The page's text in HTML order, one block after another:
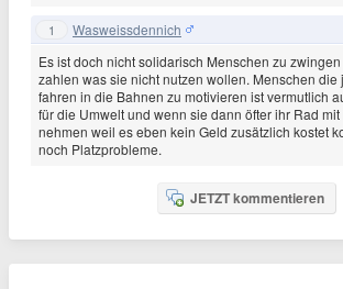
1 Wasweissdennich
Es ist doch nicht solidarisch Menschen zu
zahlen was sie nicht nutzen wollen. Menschen die
fahren in die Bahnen zu motivieren ist vermutlich
für die Umwelt und wenn sie dann öfter ihr Rad
nehmen weil es eben kein Geld zusätzlich kostet
noch Platzprobleme.
JETZT kommentieren